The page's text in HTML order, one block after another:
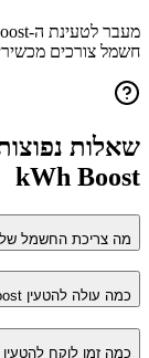
מעבר לטעינת ה-
חשמל צורכים
שאלות
kWh Boost
מה צריכת החשמל של BYD DOLPHIN 44.9 kWh Boost?
כמה עולה להטעין BYD DOLPHIN 44.9 kWh Boost?
כמה זמן לוקח להטעין BYD DOLPHIN 44.9 kWh Boost?